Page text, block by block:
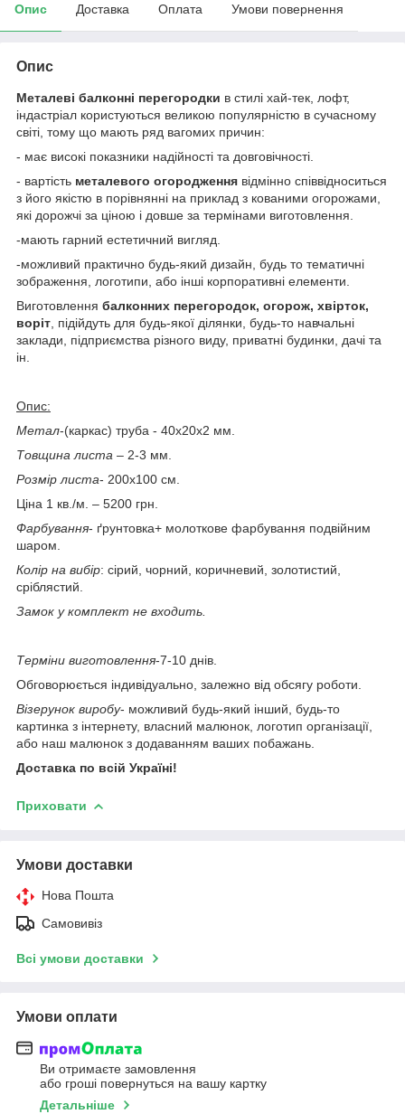
Опис Доставка Оплата Умови повернення
Опис
Металеві балконні перегородки в стилі хай-тек, лофт,
індастріал користуються великою популярністю в сучасному
світі, тому що мають ряд вагомих причин:
- має високі показники надійності та довговічності.
- вартість металевого огородження відмінно співвідноситься
з його якістю в порівнянні на приклад з кованими огорожами,
які дорожчі за ціною і довше за термінами виготовлення.
-мають гарний естетичний вигляд.
-можливий практично будь-який дизайн, будь то тематичні
зображення, логотипи, або інші корпоративні елементи.
Виготовлення балконних перегородок, огорож, хвірток,
воріт , підійдуть для будь-якої ділянки, будь-то навчальні
заклади, підприємства різного виду, приватні будинки, дачі та
ін.
Опис:
Метал-(каркас) труба - 40х20х2 мм.
Товщина листа – 2-3 мм.
Розмір листа- 200х100 см.
Ціна 1 кв./м. – 5200 грн.
Фарбування- ґрунтовка+ молоткове фарбування подвійним
шаром.
Колір на вибір: сірий, чорний, коричневий, золотистий,
сріблястий.
Замок у комплект не входить.
Терміни виготовлення-7-10 днів.
Обговорюється індивідуально, залежно від обсягу роботи.
Візерунок виробу- можливий будь-який інший, будь-то
картинка з інтернету, власний малюнок, логотип організації,
або наш малюнок з додаванням ваших побажань.
Доставка по всій Україні!
Приховати
Умови доставки
Нова Пошта
Самовивіз
Всі умови доставки
Умови оплати
Ви отримаєте замовлення
або гроші повернуться на вашу картку
Детальніше